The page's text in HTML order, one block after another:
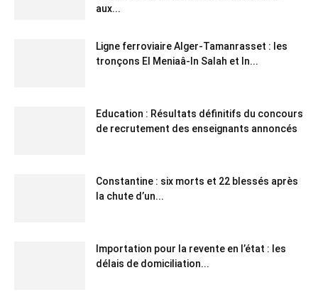
aux...
Ligne ferroviaire Alger-Tamanrasset : les
tronçons El Meniaâ-In Salah et In...
Education : Résultats définitifs du concours
de recrutement des enseignants annoncés
Constantine : six morts et 22 blessés après
la chute d’un...
Importation pour la revente en l’état : les
délais de domiciliation...